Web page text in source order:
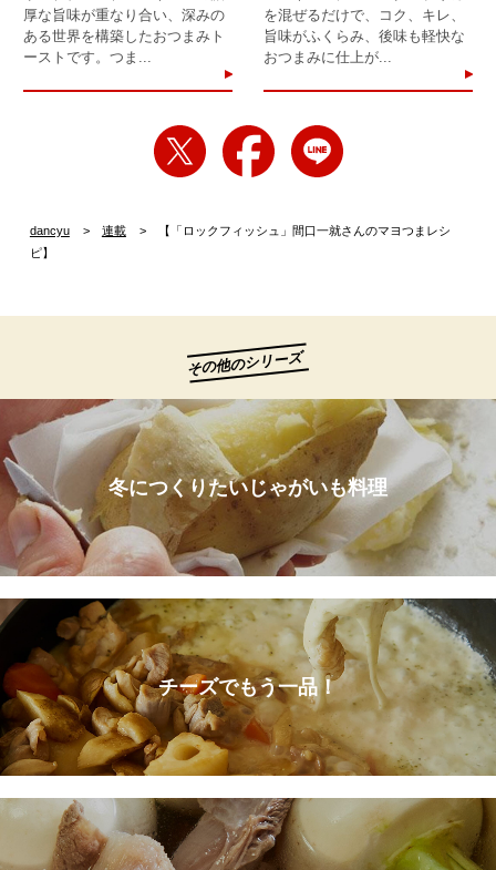
厚な旨味が重なり合い、深みの
ある世界を構築したおつまみト
ーストです。つま...
を混ぜるだけで、コク、キレ、
旨味がふくらみ、後味も軽快な
おつまみに仕上が...
dancyu 連載
【「ロックフィッシュ」間口一就さんのマヨつまレシ
ピ】
その他のシリーズ
冬につくりたいじゃがいも料理
チーズでもう一品！